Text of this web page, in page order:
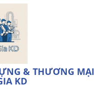
& THƯƠNG MẠI
KD